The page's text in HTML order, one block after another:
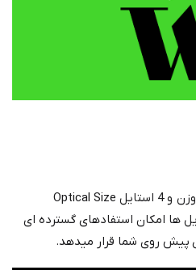
خانواده فونت قرنطینه دارای 9 وزن و 4 استایل Optical Size
ها امکان استفادهای گسترده ای
پیش روی شما قرار میدهد.